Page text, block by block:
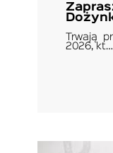
Trwają
2026, kt…